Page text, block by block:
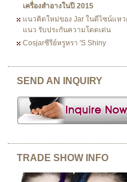
เครื่องสำอางในปี 2015
แนวคิดใหม่ของ Jar ในดีไซน์แหว
แนว รับประกันความโดดเด่น
Cosjarซีรีย์หรูหรา 's Shiny
SEND AN INQUIRY
TRADE SHOW INFO